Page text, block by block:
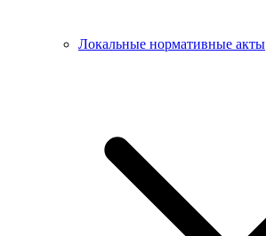
Локальные нормативные акты